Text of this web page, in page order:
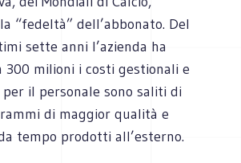
“fedeltà” dell’abbonato. Del
sette anni l’azienda ha
300 milioni i costi gestionali e
il personale sono saliti di
di maggior qualità e
tempo prodotti all’esterno.